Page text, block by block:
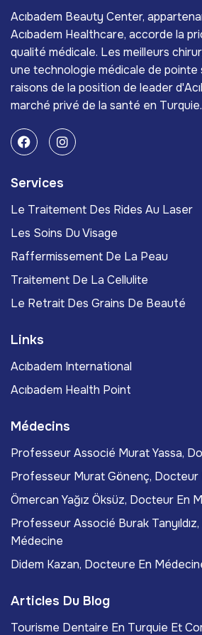
Acıbadem Beauty Center,
Acıbadem Healthcare, accorde la
qualité médicale. Les meilleurs
une technologie médicale de pointe
raisons de la position de leader
marché privé de la santé en Turquie.
Services
Le Traitement Des Rides Au Laser
Les Soins Du Visage
Raffermissement De La Peau
Traitement De La Cellulite
Le Retrait Des Grains De Beauté
Links
Acıbadem International
Acıbadem Health Point
Médecins
Professeur Associé Murat Yassa,
Professeur Murat Gönenç, Docteur
Ömercan Yağız Öksüz, Docteur En
Professeur Associé Burak
Médecine
Didem Kazan, Docteure En
Articles Du Blog
Tourisme Dentaire En Turquie Et